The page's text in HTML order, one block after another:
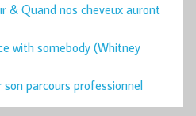
Quand nos cheveux auront
with somebody (Whitney
son parcours professionnel